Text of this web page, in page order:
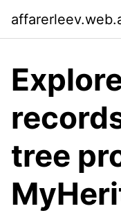
tree